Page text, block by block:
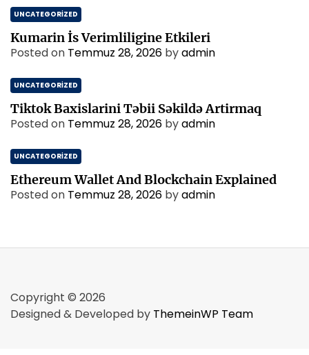
UNCATEGORIZED
Kumarin İs Verimliligine Etkileri
Posted on Temmuz 28, 2026 byadmin
UNCATEGORIZED
Tiktok Baxislarini Təbii Səkildə Artirmaq
Posted on Temmuz 28, 2026 byadmin
UNCATEGORIZED
Ethereum Wallet And Blockchain Explained
Posted on Temmuz 28, 2026 byadmin
Copyright © 2026
Designed & Developed by ThemeinWP Team